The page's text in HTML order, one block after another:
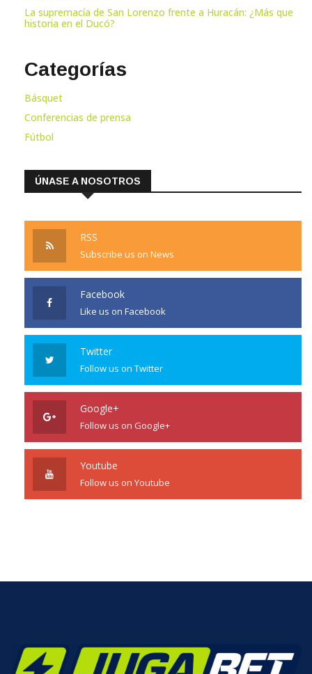
La supremacía de San Lorenzo frente a Huracán: ¿Más que
historia en el Ducó?
Categorías
Básquet
Conferencias de prensa
Fútbol
ÚNASE A NOSOTROS
RSS
Subscribe us on News
Facebook
Like us on Facebook
Twitter
Follow us on Twitter
Google+
Follow us on Google+
Youtube
Follow us on Youtube